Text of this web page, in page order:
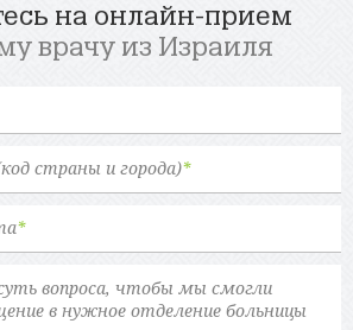
на онлайн-прием
врачу из Израиля
страны и города)*
*